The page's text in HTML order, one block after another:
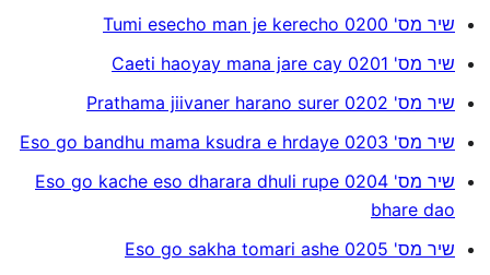
שיר מס' 0200 Tumi esecho man je kerecho
שיר מס' 0201 Caeti haoyay mana jare cay
שיר מס' 0202 Prathama jiivaner harano surer
שיר מס' 0203 Eso go bandhu mama ksudra e hrdaye
שיר מס' 0204 Eso go kache eso dharara dhuli rupe
bhare dao
שיר מס' 0205 Eso go sakha tomari ashe